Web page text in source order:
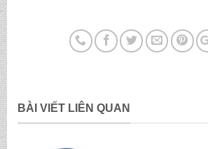
BÀI VIẾT LIÊN QUAN